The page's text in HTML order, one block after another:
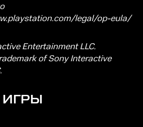
legal/op-eula/
Entertainment LLC.
of Sony Interactive